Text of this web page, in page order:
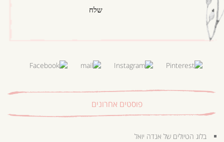
פוסטים אחרונים
בלוג הטיולים של אנדה יואל